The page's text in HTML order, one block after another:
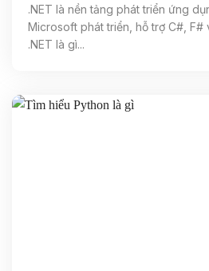
.NET là nền tảng phát triển ứng
Microsoft phát triển, hỗ trợ C#, F#
.NET là gì...